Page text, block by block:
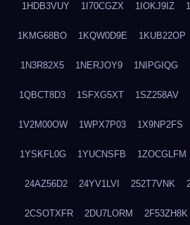
1HDB3VUY 1I70CGZX 1IOKJ9IZ
1KMG68BO 1KQW0D9E 1KUB22OP
1N3R82X5 1NERJOY9 1NIPGIQG
1QBCT8D3 1SFXG5XT 1SZ258AV
1V2M00OW 1WPX7P03 1X9NP2FS
1YSKFL0G 1YUCNSFB 1ZOCGLFM
24AZ56D2 24YV1LVI 252T7VNK
2CSOTXFR 2DU7LORM 2F53ZH8K